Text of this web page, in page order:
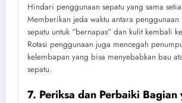
Hindari penggunaan sepatu yang sama
Memberikan jeda waktu antara penggunaan
sepatu untuk “bernapas” dan kulit kembali
Rotasi penggunaan juga mencegah
kelembapan yang bisa menyebabkan bau
sepatu.
7. Periksa dan Perbaiki Bagian